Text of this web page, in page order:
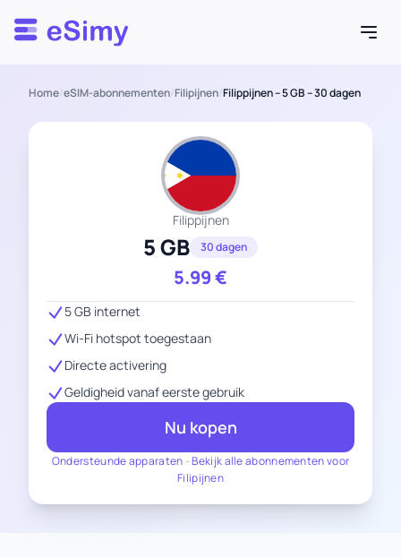
Esimy
Home/eSIM-abonnementen/Filipijnen/Filippijnen – 5 GB – 30 dagen
Filippijnen
5 GB 30 dagen
5.99€
Ondersteunde apparaten -Bekijk alle abonnementen voor
Filipijnen
5 GB internet
Wi-Fi hotspot toegestaan
Directe activering
Geldigheid vanaf eerste gebruik
Nu kopen